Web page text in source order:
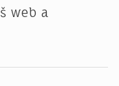
web a